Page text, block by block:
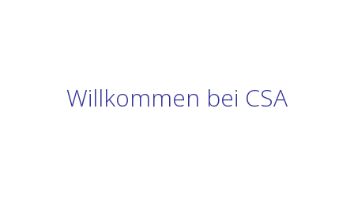
Willkommen bei CSA